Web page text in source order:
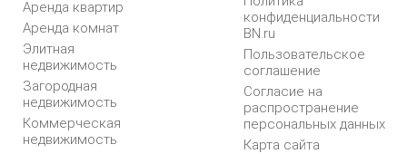
Аренда квартир
Аренда комнат
Элитная
недвижимость
Загородная
недвижимость
Коммерческая
недвижимость
конфиденциальности
BN.ru
Пользовательское
соглашение
Согласие на
распространение
персональных данных
Карта сайта